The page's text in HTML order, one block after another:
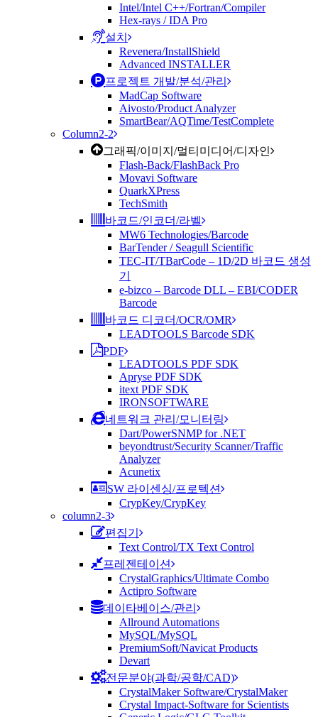
Intel/Intel C++/Fortran/Compiler
Hex-rays / IDA Pro
설치
Revenera/InstallShield
Advanced INSTALLER
프로젝트 개발/분석/관리
MadCap Software
Aivosto/Product Analyzer
SmartBear/AQTime/TestComplete
Column2-2
그래픽/이미지/멀티미디어/디자인
Flash-Back/FlashBack Pro
Movavi Software
QuarkXPress
TechSmith
바코드/인코더/라벨
MW6 Technologies/Barcode
BarTender / Seagull Scientific
TEC-IT/TBarCode – 1D/2D 바코드 생성
기
e-bizco – Barcode DLL – EBI/CODER
Barcode
바코드 디코더/OCR/OMR
LEADTOOLS Barcode SDK
PDF
LEADTOOLS PDF SDK
Apryse PDF SDK
itext PDF SDK
IRONSOFTWARE
네트워크 관리/모니터링
Dart/PowerSNMP for .NET
beyondtrust/Security Scanner/Traffic
Analyzer
Acunetix
SW 라이센싱/프로텍션
CrypKey/CrypKey
column2-3
편집기
Text Control/TX Text Control
프레젠테이션
CrystalGraphics/Ultimate Combo
Actipro Software
데이타베이스/관리
Allround Automations
MySQL/MySQL
PremiumSoft/Navicat Products
Devart
전문분야(과학/공학/CAD)
CrystalMaker Software/CrystalMaker
Crystal Impact-Software for Scientists